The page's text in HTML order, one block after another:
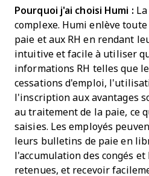
Pourquoi j'ai choisi Humi :
complexe. Humi enlève
paie et aux RH en rendant
intuitive et facile à utiliser
informations RH telles que
cessations d'emploi,
l'inscription aux avantages
au traitement de la paie, ce
saisies. Les employés
leurs bulletins de paie en
l'accumulation des congés
retenues, et recevoir